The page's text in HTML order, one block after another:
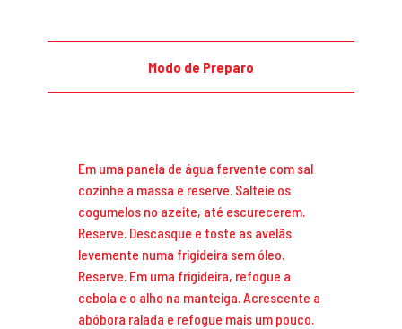
Modo de Preparo
Em uma panela de água fervente com sal
cozinhe a massa e reserve. Salteie os
cogumelos no azeite, até escurecerem.
Reserve. Descasque e toste as avelãs
levemente numa frigideira sem óleo.
Reserve. Em uma frigideira, refogue a
cebola e o alho na manteiga. Acrescente a
abóbora ralada e refogue mais um pouco.